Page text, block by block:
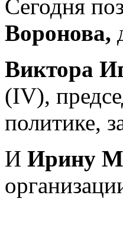
Сегодня
Воронова,
Виктора
(IV),
политике,
И Ирину